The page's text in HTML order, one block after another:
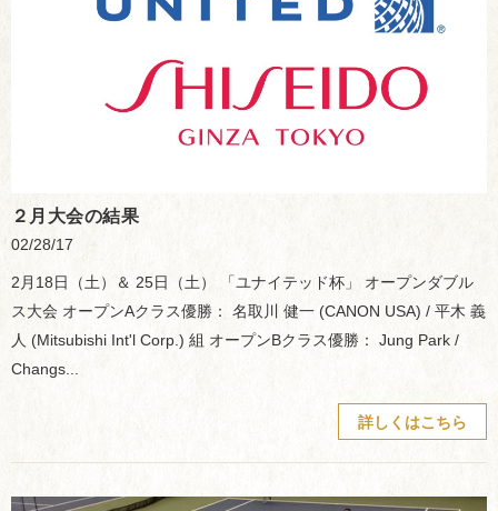
２月大会の結果
02/28/17
2月18日（土）＆ 25日（土） 「ユナイテッド杯」 オープンダブル
ス大会 オープンAクラス優勝： 名取川 健一 (CANON USA) / 平木 義
人 (Mitsubishi Int'l Corp.) 組 オープンBクラス優勝： Jung Park /
Changs...
詳しくはこちら